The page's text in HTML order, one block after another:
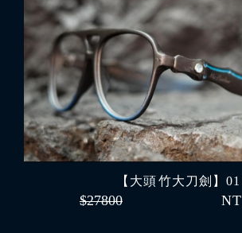
【大頭 竹大刀劍】01
$27800